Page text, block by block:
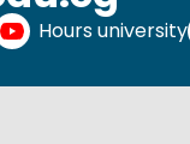
Hours university